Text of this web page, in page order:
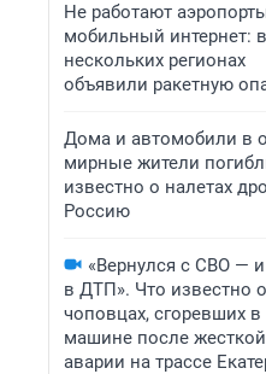
Не работают
мобильный интернет: в
нескольких регионах
объявили ракетную
Дома и автомобили в
мирные жители
известно о налетах
Россию
«Вернулся с СВО —
в ДТП». Что известно о
чоповцах, сгоревших в
машине после жесткой
аварии на трассе